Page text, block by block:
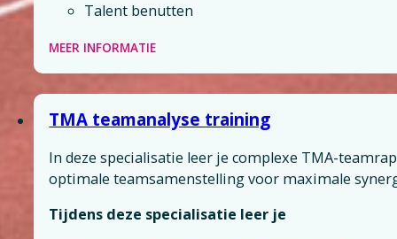
Talent benutten
MEER INFORMATIE
TMA teamanalyse training
In deze specialisatie leer je complexe TMA-
optimale teamsamenstelling voor maximale
Tijdens deze specialisatie leer je